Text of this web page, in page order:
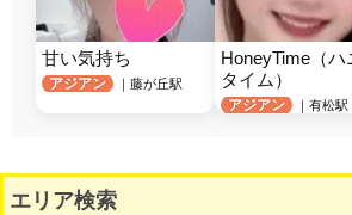
甘い気持ち
アジアン ｜藤が丘駅
HoneyTime（ハ
タイム）
アジアン ｜有松駅
エリア検索